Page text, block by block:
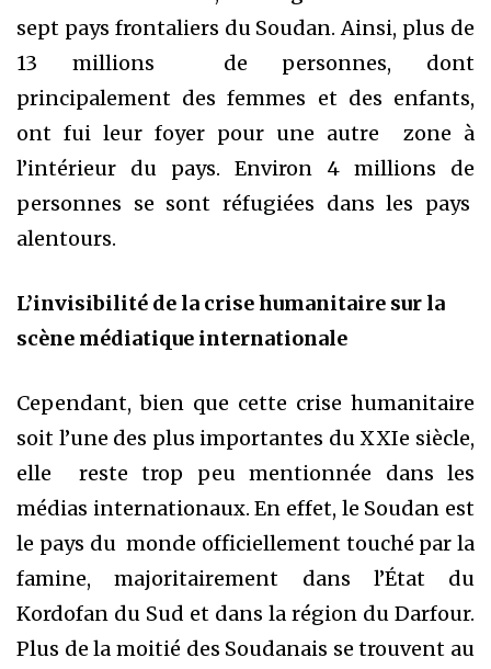
sept pays frontaliers du Soudan. Ainsi, plus de
13 millions de personnes, dont
principalement des femmes et des enfants,
ont fui leur foyer pour une autre zone à
l’intérieur du pays. Environ 4 millions de
personnes se sont réfugiées dans les pays
alentours.
L’invisibilité de la crise humanitaire sur la
scène médiatique internationale
Cependant, bien que cette crise humanitaire
soit l’une des plus importantes du XXIe siècle,
elle reste trop peu mentionnée dans les
médias internationaux. En effet, le Soudan est
le pays du monde officiellement touché par la
famine, majoritairement dans l’État du
Kordofan du Sud et dans la région du Darfour.
Plus de la moitié des Soudanais se trouvent au